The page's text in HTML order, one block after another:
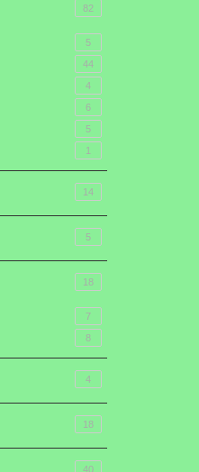
82
5
44
4
6
5
1
14
5
18
7
8
4
18
40